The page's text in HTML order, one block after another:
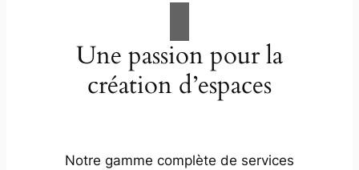
Une passion pour la
création d’espaces
Notre gamme complète de services